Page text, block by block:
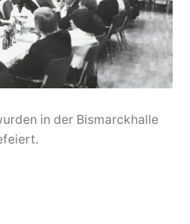
in der Bismarckhalle